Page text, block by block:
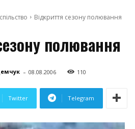
Відкриття сезону полювання
полювання
- 08.08.2006 110
Twitter Telegram